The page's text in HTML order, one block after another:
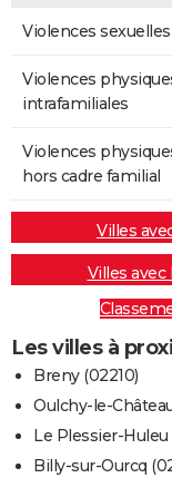
Violences sexuelles
Violences
intrafamiliales
Violences
hors cadre familial
Villes
Villes
Les villes à
Breny (02210)
Oulchy-le-
Le Plessier-Huleu
Billy-sur-Ourcq